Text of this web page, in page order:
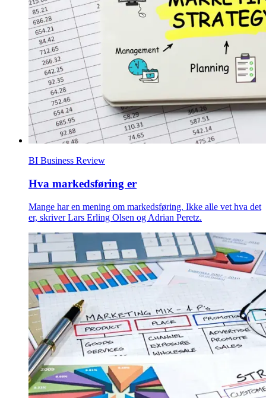
BI Business Review
Hva markedsføring er
Mange har en mening om markedsføring. Ikke alle vet hva det
er, skriver Lars Erling Olsen og Adrian Peretz.